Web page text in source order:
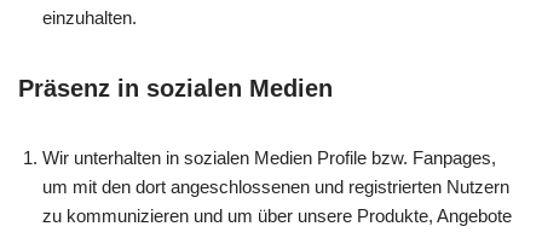
einzuhalten.
Präsenz in sozialen Medien
Wir unterhalten in sozialen Medien Profile bzw. Fanpages,
um mit den dort angeschlossenen und registrierten Nutzern
zu kommunizieren und um über unsere Produkte, Angebote